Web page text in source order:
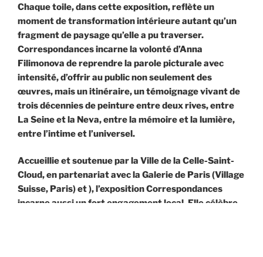
Chaque toile, dans cette exposition, reflète un
moment de transformation intérieure autant qu’un
fragment de paysage qu’elle a pu traverser.
Correspondances incarne la volonté d’Anna
Filimonova de reprendre la parole picturale avec
intensité, d’offrir au public non seulement des
œuvres, mais un itinéraire, un témoignage vivant de
trois décennies de peinture entre deux rives, entre
La Seine et la Neva, entre la mémoire et la lumière,
entre l’intime et l’universel.
Accueillie et soutenue par la Ville de la Celle-Saint-
Cloud, en partenariat avec la Galerie de Paris (Village
Suisse, Paris) et ), l’exposition Correspondances
incarne aussi un fort engagement local. Elle célèbre